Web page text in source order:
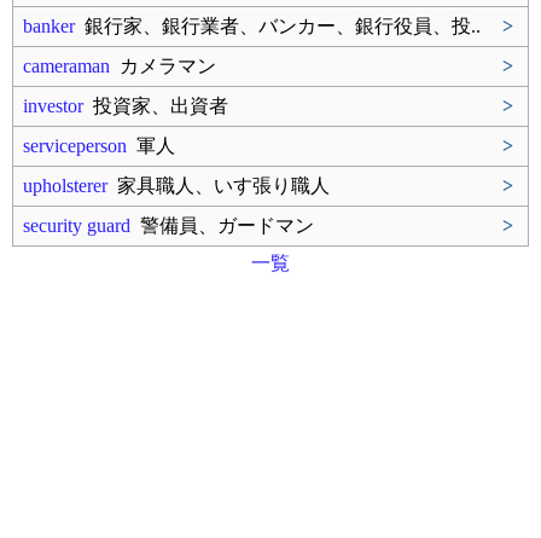
banker銀行家、銀行業者、バンカー、銀行役員、投..
>
cameraman カメラマン
>
investor投資家、出資者
>
serviceperson 軍人
>
upholsterer家具職人、いす張り職人
>
security guard 警備員、ガードマン
>
一覧